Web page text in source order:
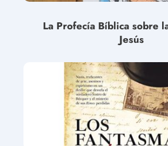
La Profecía Bíblica sobre
Jesús